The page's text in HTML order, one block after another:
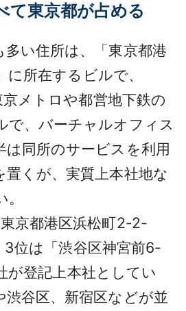
て東京都が占める
い住所は、「東京都港
所在するビルで、
メトロや都営地下鉄の
で、バーチャルオフィス
は同所のサービスを利用
置くが、実質上本社地な
京都港区浜松町2-2-
位は「渋谷区神宮前6-
登記上本社としてい
渋谷区、新宿区などが並